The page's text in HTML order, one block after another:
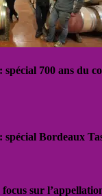
spécial 700 ans du
spécial Bordeaux
sur